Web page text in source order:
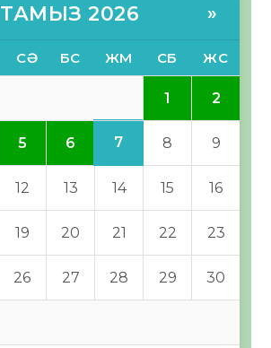
ТАМЫЗ 2026 »
СӘ БС ЖМ СБ ЖС
1 2
5 6 7 8 9
12 13 14 15 16
19 20 21 22 23
26 27 28 29 30